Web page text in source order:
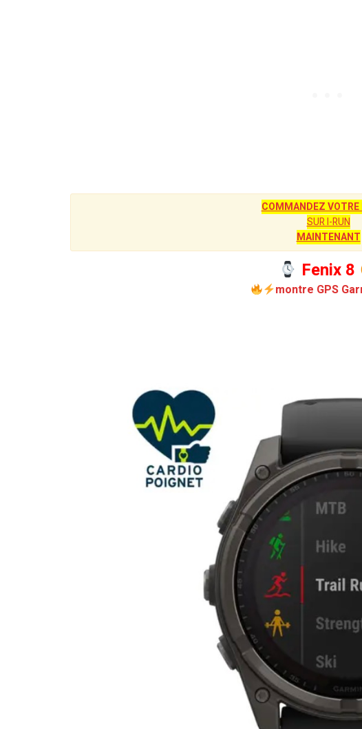
COMMANDEZ VOTRE
SUR I-RUN
MAINTENANT
Fenix 8
montre GPS